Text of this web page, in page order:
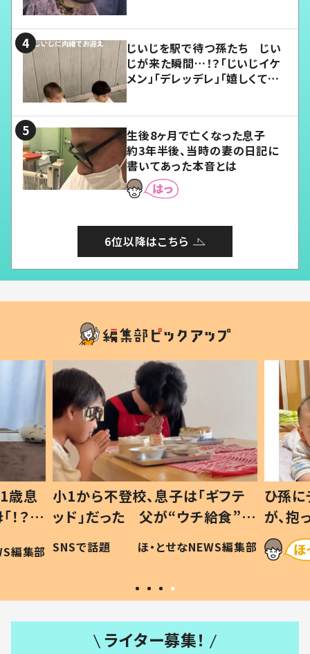
じいじを駅で待つ孫たち じい
じが来た瞬間…！？「じいじイケ
メン」「デレッデレ」「嬉しくて可
生後8ヶ月で亡くなった息子
約3年半後、当時の妻の日記に
書いてあった本音とは
6位以降はこちら
歳息
？」
編集部
小1から不登校、息子は「ギフテ
ッド」だった 父が“ウチ給食”を
作り続ける理由とは #令和の親
#令和の子
SNSで話題 ほ・とせなNEWS編集部
ひ孫
が、
「涙が
い」
ライター募集！